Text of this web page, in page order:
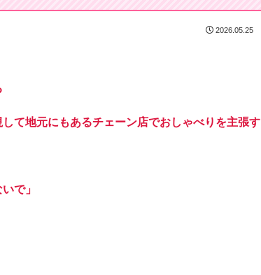
2026.05.25
て地元にもあるチェーン店でおしゃべりを主張す
で」